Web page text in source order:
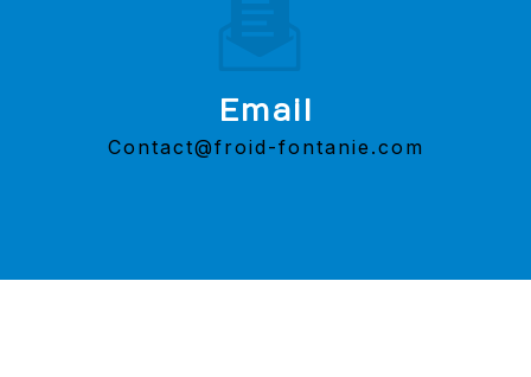
Email
contact@froid-fontanie.com